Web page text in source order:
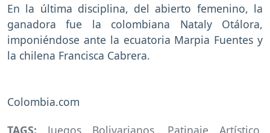
En la última disciplina, del abierto femenino, la
ganadora fue la colombiana Nataly Otálora,
imponiéndose ante la ecuatoria Marpia Fuentes y
la chilena Francisca Cabrera.
Colombia.com
TAGS: Juegos Bolivarianos, Patinaje Artístico,